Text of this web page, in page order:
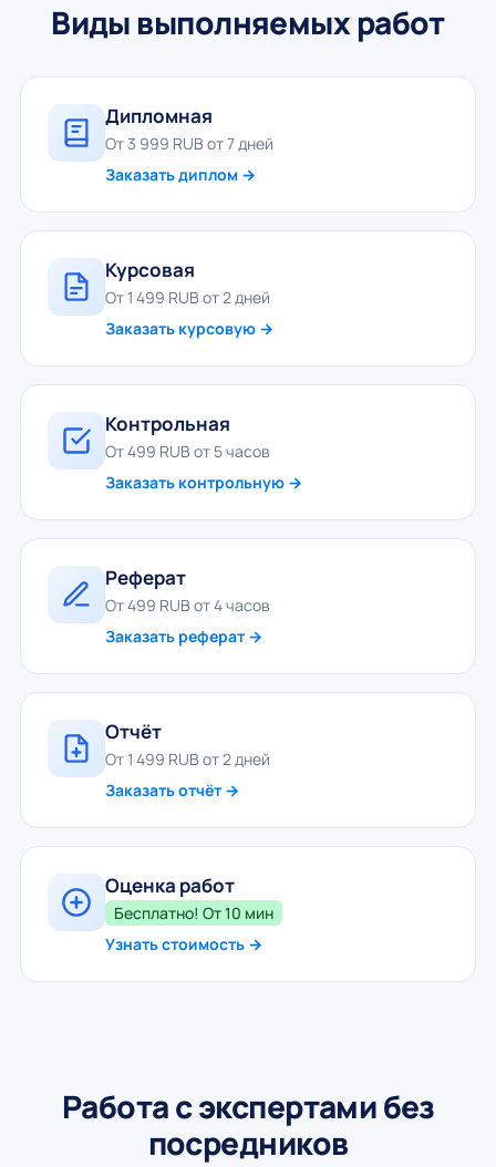
Виды выполняемых работ
Дипломная
От 3 999 RUB от 7 дней
Заказать диплом →
Курсовая
От 1 499 RUB от 2 дней
Заказать курсовую →
Контрольная
От 499 RUB от 5 часов
Заказать контрольную →
Реферат
От 499 RUB от 4 часов
Заказать реферат →
Отчёт
От 1 499 RUB от 2 дней
Заказать отчёт →
Оценка работ
Бесплатно! От 10 мин
Узнать стоимость →
Работа с экспертами без
посредников